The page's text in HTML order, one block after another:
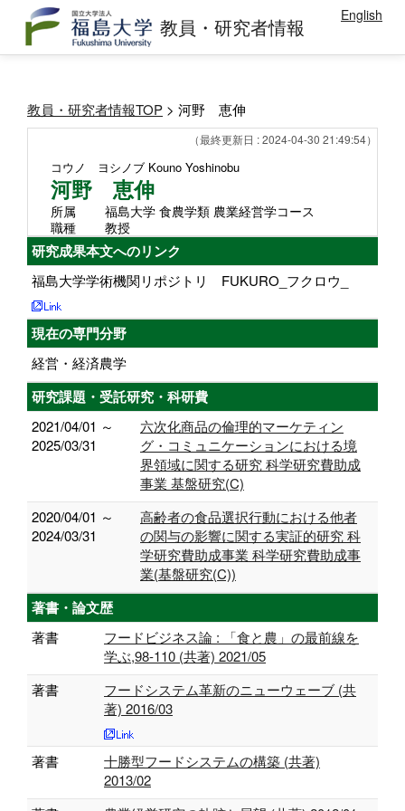
教員・研究者情報 English
教員・研究者情報TOP > 河野 恵伸
（最終更新日 : 2024-04-30 21:49:54）
コウノ ヨシノブ Kouno Yoshinobu
河野 恵伸
所属
福島大学 食農学類 農業経営学コース
職種
教授
研究成果本文へのリンク
福島大学学術機関リポジトリ FUKURO_フクロウ_
現在の専門分野
経営・経済農学
研究課題・受託研究・科研費
2021/04/01 ～
2025/03/31
六次化商品の倫理的マーケティン
グ・コミュニケーションにおける境
界領域に関する研究 科学研究費助成
事業 基盤研究(C)
2020/04/01 ～
2024/03/31
高齢者の食品選択行動における他者
の関与の影響に関する実証的研究 科
学研究費助成事業 科学研究費助成事
業(基盤研究(C))
著書・論文歴
著書
フードビジネス論 : 「食と農」の最前線を
学ぶ,98-110 (共著) 2021/05
著書
フードシステム革新のニューウェーブ (共
著) 2016/03
著書
十勝型フードシステムの構築 (共著)
2013/02